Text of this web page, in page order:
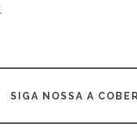
SIGA NOSSA A